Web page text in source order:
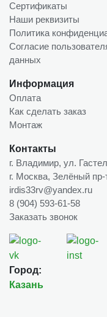
Сертификаты
Наши реквизиты
Политика
Согласие
данных
Информация
Оплата
Как сделать заказ
Монтаж
Контакты
г. Владимир, ул.
г. Москва, Зелёный пр-
irdis33rv@yandex.ru
8 (904) 593-61-58
Заказать звонок
Город:
Казань